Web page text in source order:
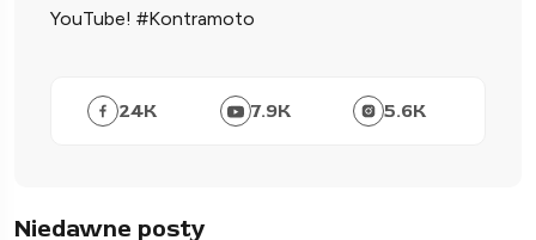
YouTube! #Kontramoto
24K 7.9K 5.6K
Niedawne posty